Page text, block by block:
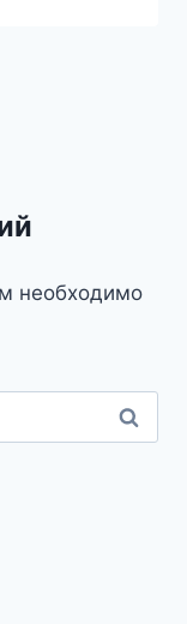
необходимо